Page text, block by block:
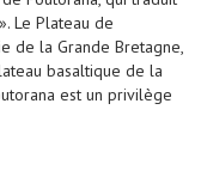
Le Plateau de
de la Grande Bretagne,
basaltique de la
est un privilège